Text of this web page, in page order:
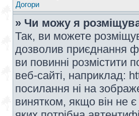
Догори
» Чи можу я
Так, ви можете
дозволив приєднання
ви повинні розмістити
веб-сайті, наприклад:
посилання ні на
винятком, якщо він не